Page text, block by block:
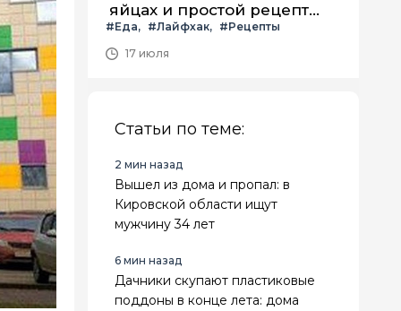
яйцах и простой рецепт
летнего салата с ним
#Еда #Лайфхак
#Рецепты
17 июля
Статьи по теме:
2 мин назад
Вышел из дома и пропал: в
Кировской области ищут
мужчину 34 лет
6 мин назад
Дачники скупают пластиковые
поддоны в конце лета: дома